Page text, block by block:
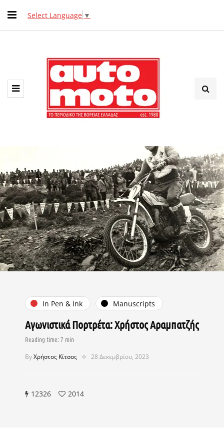
Select Language ▼
In Pen & Ink Manuscripts
Αγωνιστικά Πορτρέτα: Χρήστος Αραμπατζής
ByΧρήστος Κίτσος 28 Δεκεμβρίου, 2023
12326 2014